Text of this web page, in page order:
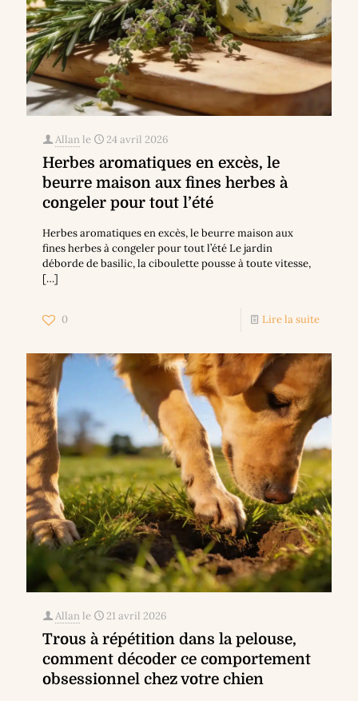
Allan le 24 avril 2026
Herbes aromatiques en excès, le
beurre maison aux fines herbes à
congeler pour tout l’été
Herbes aromatiques en excès, le beurre maison aux
fines herbes à congeler pour tout l’été Le jardin
déborde de basilic, la ciboulette pousse à toute vitesse,
[…]
0 Lire la suite
Allan le 21 avril 2026
Trous à répétition dans la pelouse,
comment décoder ce comportement
obsessionnel chez votre chien